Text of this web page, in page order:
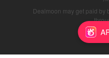
Dealmoon may get paid by